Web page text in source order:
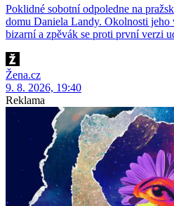
Poklidné sobotní odpoledne na
domu Daniela Landy. Okolnosti
bizarní a zpěvák se proti první verzi
Žena.cz
9. 8. 2026, 19:40
Reklama